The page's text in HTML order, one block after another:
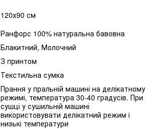
120х90 см
Ранфорс 100% натуральна бавовна
Блакитний, Молочний
З принтом
Текстильна сумка
Прання у пральній машині на делікатному
режимі, температура 30-40 градусів. При
сушці у сушильній машині
використовувати делікатний режим і
низькі температури